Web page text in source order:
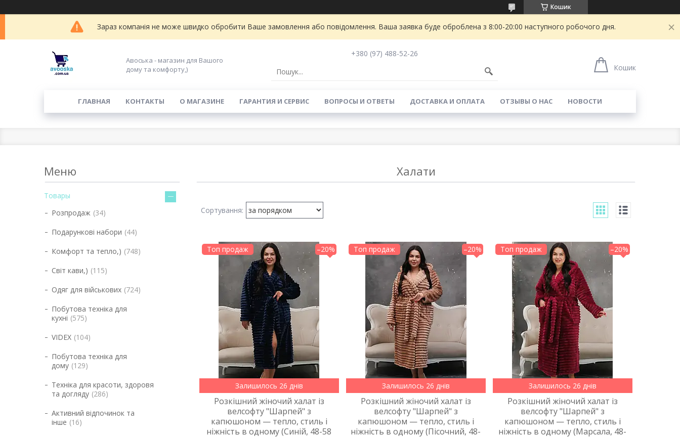
Кошик
Зараз компанія не може швидко обробити Ваше замовлення або повідомлення. Ваша заявка буде оброблена з 8:00-20:00 наступного робочого дня.
Авоська - магазин для Вашого
дому та комфорту,)
+380 (97) 488-52-26
Кошик
ГЛАВНАЯ КОНТАКТЫ О МАГАЗИНЕ ГАРАНТИЯ И СЕРВИС ВОПРОСЫ И ОТВЕТЫ ДОСТАВКА И ОПЛАТА ОТЗЫВЫ О НАС НОВОСТИ
Халати
Топ продаж –20%
Залишилось 26 днів
Розкішний жіночий халат із
велсофту "Шарпей" з
капюшоном — тепло, стиль і
ніжність в одному (Синій, 48-58
Топ продаж –20%
Залишилось 26 днів
Розкішний жіночий халат із
велсофту "Шарпей" з
капюшоном — тепло, стиль і
ніжність в одному (Пісочний, 48-
Топ продаж –20%
Залишилось 26 днів
Розкішний жіночий халат із
велсофту "Шарпей" з
капюшоном — тепло, стиль і
ніжність в одному (Марсала, 48-
Товары
Розпродаж 34
Подарункові набори 44
Комфорт та тепло,) 748
Світ кави,) 115
Одяг для військових 724
Побутова техніка для
кухні 575
VIDEX 104
Побутова техніка для
дому 129
Техніка для красоти, здоровя
та догляду 286
Активний відпочинок та
інше 16